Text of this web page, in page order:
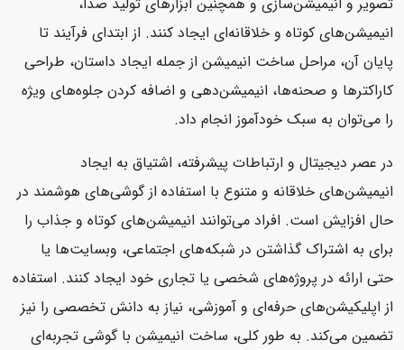
انیمیشن‌های کوتاه و خلاقانه‌ای ایجاد کنند. از ابتدای فرآیند تا
پایان آن، مراحل ساخت انیمیشن از جمله ایجاد داستان، طراحی
کاراکترها و صحنه‌ها، انیمیشن‌دهی و اضافه کردن جلوه‌های ویژه
را می‌توان به سبک خودآموز انجام داد.
در عصر دیجیتال و ارتباطات پیشرفته، اشتیاق به ایجاد
انیمیشن‌های خلاقانه و متنوع با استفاده از گوشی‌های هوشمند در
حال افزایش است. افراد می‌توانند انیمیشن‌های کوتاه و جذاب را
برای به اشتراک گذاشتن در شبکه‌های اجتماعی، وبسایت‌ها یا
حتی ارائه در پروژه‌های شخصی یا تجاری خود ایجاد کنند. استفاده
از اپلیکیشن‌های حرفه‌ای و آموزشی، نیاز به دانش تخصصی را نیز
تضمین می‌کند. به طور کلی، ساخت انیمیشن با گوشی تجربه‌ای